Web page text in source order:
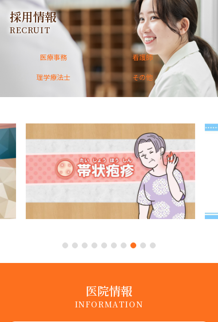
採用情報
RECRUIT
医療事務 看護師
理学療法士 その他
1 2 3 4 5 6 7 8 9 10
医院情報
INFORMATION